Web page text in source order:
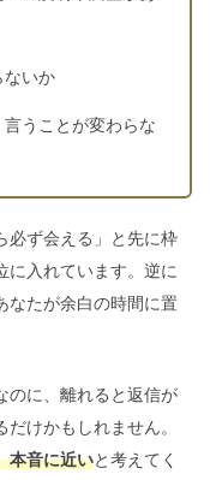
ないか
うことが変わらな
必ず会える」と先に枠
に入れています。逆に
なたが余白の時間に置
のに、離れると返信が
けかもしれません。
本音に近いと考えてく